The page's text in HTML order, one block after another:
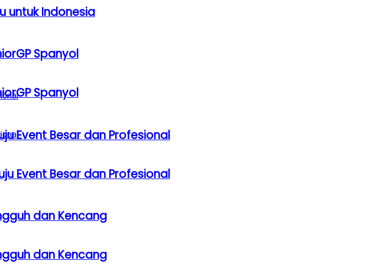
Spanyol
Event Besar dan Profesional
dan Kencang
untuk Indonesia
Spanyol
Event Besar dan Profesional
dan Kencang